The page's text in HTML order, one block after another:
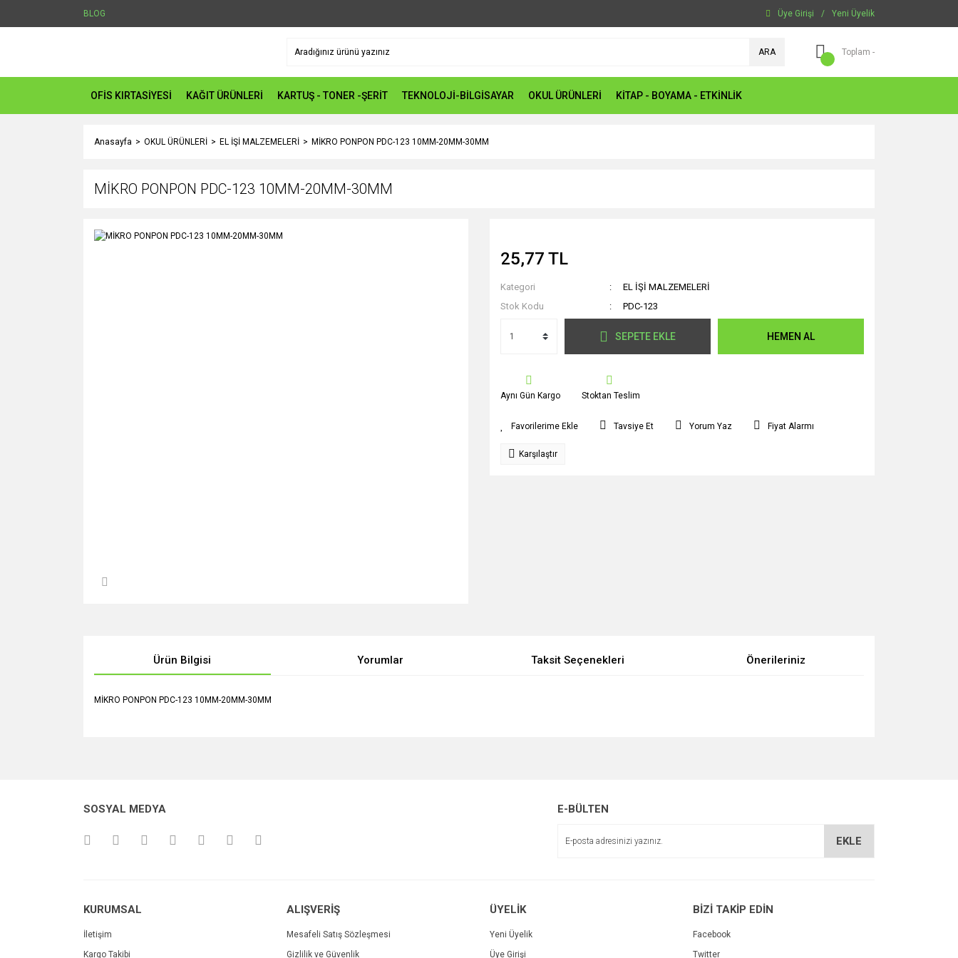
BLOG Üye Girişi / Yeni Üyelik
ARA Toplam -
OFİS KIRTASİYESİ KAĞIT ÜRÜNLERİ KARTUŞ - TONER -ŞERİT TEKNOLOJİ-BİLGİSAYAR OKUL ÜRÜNLERİ KİTAP - BOYAMA - ETKİNLİK
Anasayfa OKUL ÜRÜNLERİ EL İŞİ MALZEMELERİ MİKRO PONPON PDC-123 10MM-20MM-30MM
MİKRO PONPON PDC-123 10MM-20MM-30MM
25,77 TL
Kategori
EL İŞİ MALZEMELERİ
Stok Kodu
PDC-123
SEPETE EKLE HEMEN AL
Aynı Gün Kargo Stoktan Teslim
Tavsiye Et Yorum Yaz Fiyat Alarmı
Karşılaştır
Ürün Bilgisi Yorumlar Taksit Seçenekleri Önerileriniz
MİKRO PONPON PDC-123 10MM-20MM-30MM
Ürün açıklamasında eksik bilgiler bulunuyor.
SOSYAL MEDYA E-BÜLTEN
EKLE
KURUMSAL
İletişim
Kargo Takibi
ALIŞVERİŞ
Mesafeli Satış Sözleşmesi
Gizlilik ve Güvenlik
ÜYELİK
Yeni Üyelik
Üye Girişi
BİZİ TAKİP EDİN
Facebook
Twitter